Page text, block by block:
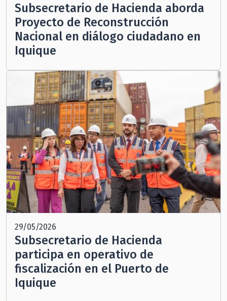
Subsecretario de Hacienda aborda
Proyecto de Reconstrucción
Nacional en diálogo ciudadano en
Iquique
29/05/2026
Subsecretario de Hacienda
participa en operativo de
fiscalización en el Puerto de
Iquique